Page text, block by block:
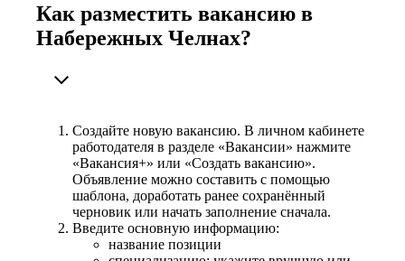
Как разместить вакансию в
Набережных Челнах?
Создайте новую вакансию. В личном кабинете
работодателя в разделе «Вакансии» нажмите
«Вакансия+» или «Создать вакансию».
Объявление можно составить с помощью
шаблона, доработать ранее сохранённый
черновик или начать заполнение сначала.
Введите основную информацию:
название позиции